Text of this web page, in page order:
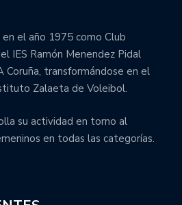
el año 1975 como Club
IES Ramón Menendez Pidal
transformándose en el
Zalaeta de Voleibol.
su actividad en torno al
en todas las categorías.